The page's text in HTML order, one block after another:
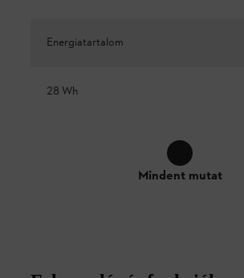
Energiatartalom
28 Wh
Mindent mutat